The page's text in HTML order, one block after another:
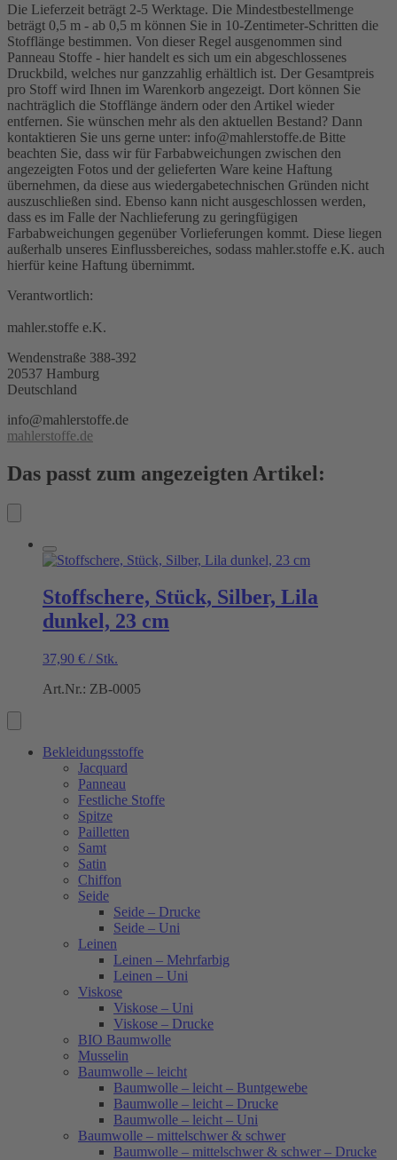
Die Lieferzeit beträgt 2-5 Werktage. Die Mindestbestellmenge
beträgt 0,5 m - ab 0,5 m können Sie in 10-Zentimeter-Schritten die
Stofflänge bestimmen. Von dieser Regel ausgenommen sind
Panneau Stoffe - hier handelt es sich um ein abgeschlossenes
Druckbild, welches nur ganzzahlig erhältlich ist. Der Gesamtpreis
pro Stoff wird Ihnen im Warenkorb angezeigt. Dort können Sie
nachträglich die Stofflänge ändern oder den Artikel wieder
entfernen. Sie wünschen mehr als den aktuellen Bestand? Dann
kontaktieren Sie uns gerne unter: info@mahlerstoffe.de Bitte
beachten Sie, dass wir für Farbabweichungen zwischen den
angezeigten Fotos und der gelieferten Ware keine Haftung
übernehmen, da diese aus wiedergabetechnischen Gründen nicht
auszuschließen sind. Ebenso kann nicht ausgeschlossen werden,
dass es im Falle der Nachlieferung zu geringfügigen
Farbabweichungen gegenüber Vorlieferungen kommt. Diese liegen
außerhalb unseres Einflussbereiches, sodass mahler.stoffe e.K. auch
hierfür keine Haftung übernimmt.
Verantwortlich:
mahler.stoffe e.K.
Wendenstraße 388-392
20537 Hamburg
Deutschland
info@mahlerstoffe.de
mahlerstoffe.de
Das passt zum angezeigten Artikel:
Stoffschere, Stück, Silber, Lila
dunkel, 23 cm
37,90 € / Stk.
Art.Nr.: ZB-0005
Bekleidungsstoffe
Jacquard
Panneau
Festliche Stoffe
Spitze
Pailletten
Samt
Satin
Chiffon
Seide
Seide – Drucke
Seide – Uni
Leinen
Leinen – Mehrfarbig
Leinen – Uni
Viskose
Viskose – Uni
Viskose – Drucke
BIO Baumwolle
Musselin
Baumwolle – leicht
Baumwolle – leicht – Buntgewebe
Baumwolle – leicht – Drucke
Baumwolle – leicht – Uni
Baumwolle – mittelschwer & schwer
Baumwolle – mittelschwer & schwer – Drucke